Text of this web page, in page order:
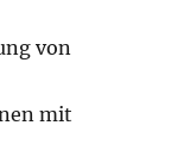
von
mit